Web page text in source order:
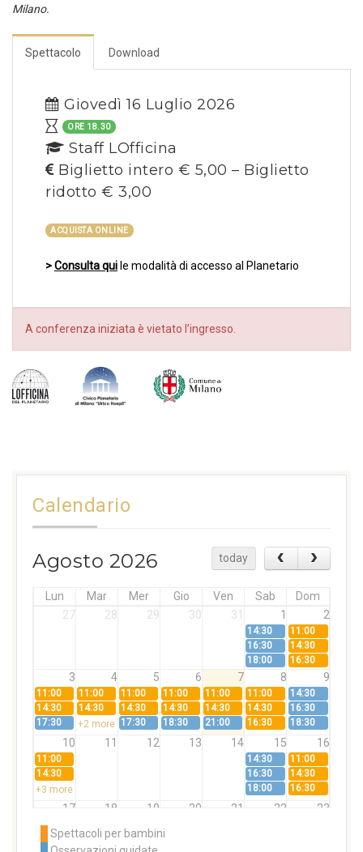
Milano.
Spettacolo Download
Giovedì 16 Luglio 2026
ORE 18.30
Staff LOfficina
Biglietto intero € 5,00 – Biglietto
ridotto € 3,00
ACQUISTA ONLINE
>Consulta qui le modalità di accesso al Planetario
A conferenza iniziata è vietato l’ingresso.
Calendario
Agosto 2026 today
Lun Mar Mer Gio Ven Sab
Dom
27
28 29 30 31 1 2
14:30
11:00
16:30
14:30
18:00
16:30
3 4 5 6 7 8 9
11:00 11:00 11:00 11:00 11:00 11:00
14:30
14:30
14:30 14:30 14:30 14:30 14:30
16:30
17:30
+2 more 17:30 18:30 21:00 16:30 18:30
10 11 12 13 14 15 16
11:00 14:30
11:00
14:30
16:30
14:30
+3 more
18:00 16:30
17 18 19 20 21 22 23
11:00
14:30
14:30 14:30 14:30
Spettacoli per bambini